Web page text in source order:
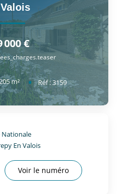
000 €
m² Réf :3159
Nationale
En Valois
Voir le numéro